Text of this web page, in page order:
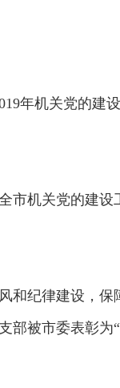
年机关党的建
市机关党的建设
和纪律建设，保
部被市委表彰为